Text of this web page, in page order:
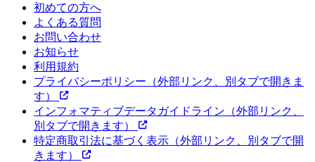
初めての方へ
よくある質問
お問い合わせ
お知らせ
利用規約
プライバシーポリシー （外部リンク、別タブで開きま
す）
インフォマティブデータガイドライン （外部リンク、
別タブで開きます）
特定商取引法に基づく表示 （外部リンク、別タブで開
きます）